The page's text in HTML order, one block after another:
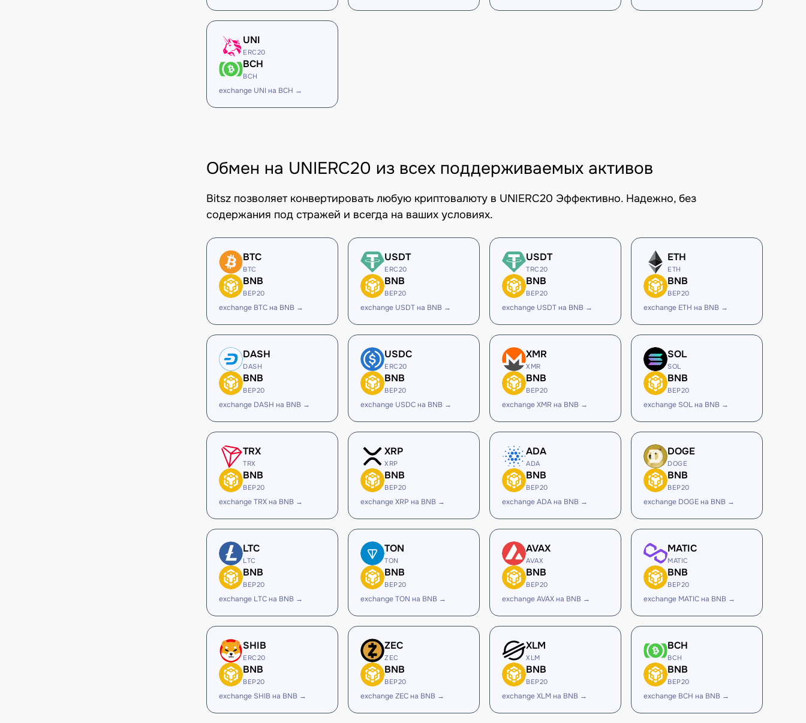
UNI
ERC20
BCH
BCH
exchange UNI на BCH →
Обмен на UNIERC20 из всех поддерживаемых активов
Bitsz позволяет конвертировать любую криптовалюту в UNIERC20 Эффективно. Надежно, без
содержания под стражей и всегда на ваших условиях.
BTC
BTC
BNB
BEP20
exchange BTC на BNB →
USDT
ERC20
BNB
BEP20
exchange USDT на BNB →
USDT
TRC20
BNB
BEP20
exchange USDT на BNB →
ETH
ETH
BNB
BEP20
exchange ETH на BNB →
DASH
DASH
BNB
BEP20
exchange DASH на BNB →
USDC
ERC20
BNB
BEP20
exchange USDC на BNB →
XMR
XMR
BNB
BEP20
exchange XMR на BNB →
SOL
SOL
BNB
BEP20
exchange SOL на BNB →
TRX
TRX
BNB
BEP20
exchange TRX на BNB →
XRP
XRP
BNB
BEP20
exchange XRP на BNB →
ADA
ADA
BNB
BEP20
exchange ADA на BNB →
DOGE
DOGE
BNB
BEP20
exchange DOGE на BNB →
LTC
LTC
BNB
BEP20
exchange LTC на BNB →
TON
TON
BNB
BEP20
exchange TON на BNB →
AVAX
AVAX
BNB
BEP20
exchange AVAX на BNB →
MATIC
MATIC
BNB
BEP20
exchange MATIC на BNB →
SHIB
ERC20
BNB
BEP20
exchange SHIB на BNB →
ZEC
ZEC
BNB
BEP20
exchange ZEC на BNB →
XLM
XLM
BNB
BEP20
exchange XLM на BNB →
BCH
BCH
BNB
BEP20
exchange BCH на BNB →